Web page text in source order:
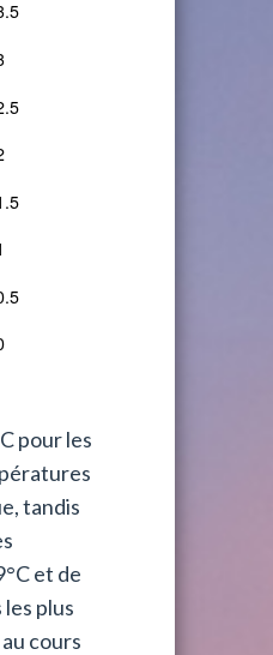
pour les
tandis
et de
plus
cours